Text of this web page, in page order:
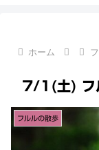
ホーム
7/1(土) フ
フルルの散歩